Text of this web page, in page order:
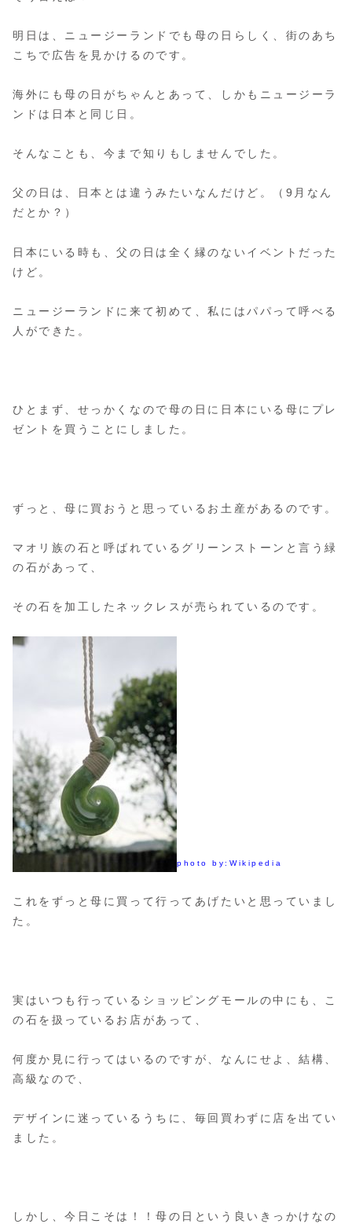
明日は、ニュージーランドでも母の日らしく、街のあち
こちで広告を見かけるのです。
海外にも母の日がちゃんとあって、しかもニュージーラ
ンドは日本と同じ日。
そんなことも、今まで知りもしませんでした。
父の日は、日本とは違うみたいなんだけど。（9月なん
だとか？）
日本にいる時も、父の日は全く縁のないイベントだった
けど。
ニュージーランドに来て初めて、私にはパパって呼べる
人ができた。
ひとまず、せっかくなので母の日に日本にいる母にプレ
ゼントを買うことにしました。
ずっと、母に買おうと思っているお土産があるのです。
マオリ族の石と呼ばれているグリーンストーンと言う緑
の石があって、
その石を加工したネックレスが売られているのです。
photo by:Wikipedia
これをずっと母に買って行ってあげたいと思っていまし
た。
実はいつも行っているショッピングモールの中にも、こ
の石を扱っているお店があって、
何度か見に行ってはいるのですが、なんにせよ、結構、
高級なので、
デザインに迷っているうちに、毎回買わずに店を出てい
ました。
しかし、今日こそは！！母の日という良いきっかけなの